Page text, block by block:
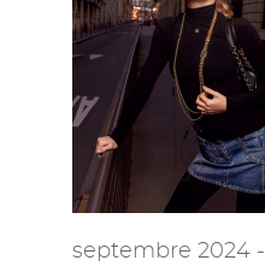
septembre 2024 -